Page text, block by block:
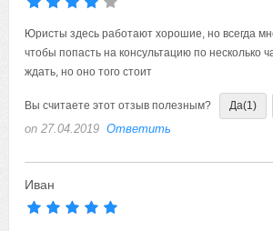
Юристы здесь работают хорошие, но всегда
чтобы попасть на консультацию по несколько
ждать, но оно того стоит
Вы считаете этот отзыв полезным? Да(1)
on 27.04.2019 Ответить
Иван